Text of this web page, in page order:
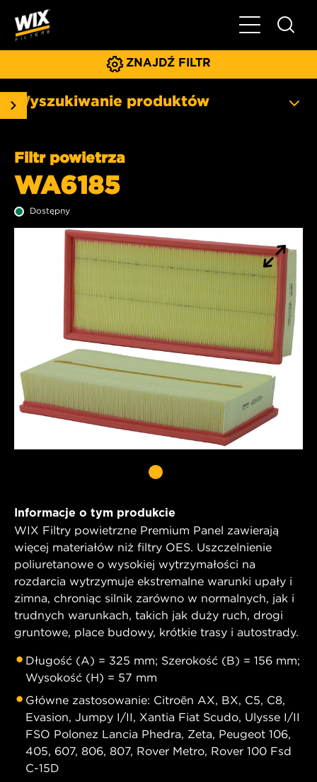
Pokaż/ukryj
ZNAJDŹ FILTR
Wyszukiwanie produktów
Filtr powietrza
WA6185
Dostępny
Informacje o tym produkcie
WIX Filtry powietrzne Premium Panel zawierają
więcej materiałów niż filtry OES. Uszczelnienie
poliuretanowe o wysokiej wytrzymałości na
rozdarcia wytrzymuje ekstremalne warunki upały i
zimna, chroniąc silnik zarówno w normalnych, jak i
trudnych warunkach, takich jak duży ruch, drogi
gruntowe, place budowy, krótkie trasy i autostrady.
Długość (A) = 325 mm; Szerokość (B) = 156 mm;
Wysokość (H) = 57 mm
Główne zastosowanie: Citroën AX, BX, C5, C8,
Evasion, Jumpy I/II, Xantia Fiat Scudo, Ulysse I/II
FSO Polonez Lancia Phedra, Zeta, Peugeot 106,
405, 607, 806, 807, Rover Metro, Rover 100 Fsd
C-15D